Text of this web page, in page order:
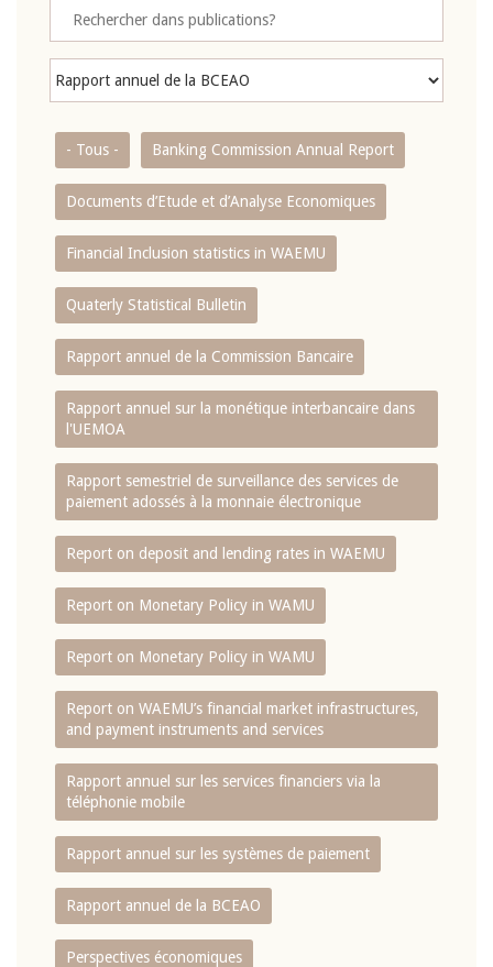
- Tous - Banking Commission Annual Report
Documents d’Etude et d’Analyse Economiques
Financial Inclusion statistics in WAEMU
Quaterly Statistical Bulletin
Rapport annuel de la Commission Bancaire
Rapport annuel sur la monétique interbancaire dans
l'UEMOA
Rapport semestriel de surveillance des services de
paiement adossés à la monnaie électronique
Report on deposit and lending rates in WAEMU
Report on Monetary Policy in WAMU
Report on Monetary Policy in WAMU
Report on WAEMU’s financial market infrastructures,
and payment instruments and services
Rapport annuel sur les services financiers via la
téléphonie mobile
Rapport annuel sur les systèmes de paiement
Rapport annuel de la BCEAO
Perspectives économiques